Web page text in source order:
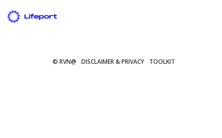
© RVN@ DISCLAIMER & PRIVACY TOOLKIT